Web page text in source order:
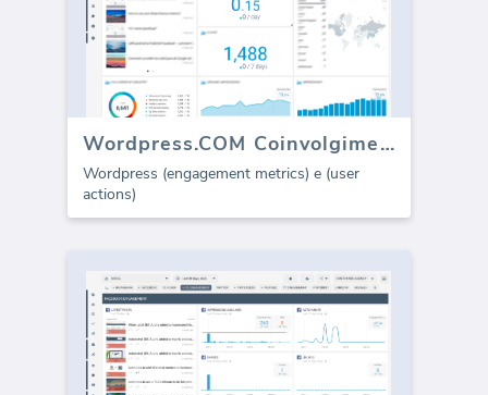
Wordpress.COM Coinvolgimento
Wordpress (engagement metrics) e (user
actions)